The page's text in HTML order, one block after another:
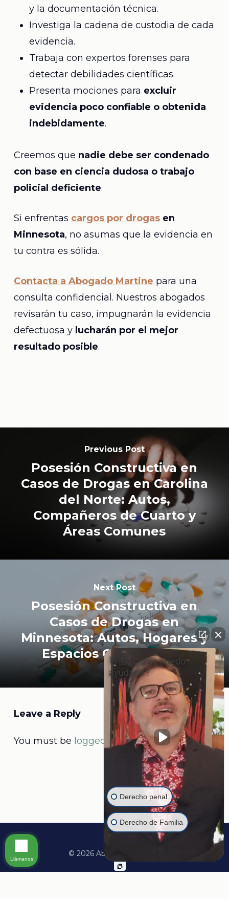
y la documentación técnica.
Investiga la cadena de custodia de cada
evidencia.
Trabaja con expertos forenses para
detectar debilidades científicas.
Presenta mociones para excluir
evidencia poco confiable o obtenida
indebidamente.
Creemos que nadie debe ser condenado
con base en ciencia dudosa o trabajo
policial deficiente.
Si enfrentas cargos por drogasen
Minnesota, no asumas que la evidencia en
tu contra es sólida.
Contacta a Abogado Martine para una
consulta confidencial. Nuestros abogados
revisarán tu caso, impugnarán la evidencia
defectuosa y lucharán por el mejor
resultado posible.
Previous Post
Posesión Constructiva en
Casos de Drogas en Carolina
del Norte: Autos,
Compañeros de Cuarto y
Áreas Comunes
Next Post
Posesión Constructiva en
Casos de Drogas en
Minnesota: Autos, Hogares y
Espacios Compartidos
Leave a Reply
You must be logged into post a comment.
© 2026 Abogado Martine.
👋🏼¿Cómo puedo
ayudarte?
Derecho penal
Derecho de Familia
Llámanos